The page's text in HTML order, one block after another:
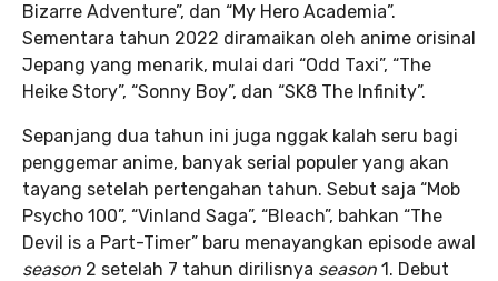
Bizarre Adventure”, dan “My Hero Academia”.
Sementara tahun 2022 diramaikan oleh anime orisinal
Jepang yang menarik, mulai dari “Odd Taxi”, “The
Heike Story”, “Sonny Boy”, dan “SK8 The Infinity”.
Sepanjang dua tahun ini juga nggak kalah seru bagi
penggemar anime, banyak serial populer yang akan
tayang setelah pertengahan tahun. Sebut saja “Mob
Psycho 100”, “Vinland Saga”, “Bleach”, bahkan “The
Devil is a Part-Timer” baru menayangkan episode awal
season 2 setelah 7 tahun dirilisnya season 1. Debut